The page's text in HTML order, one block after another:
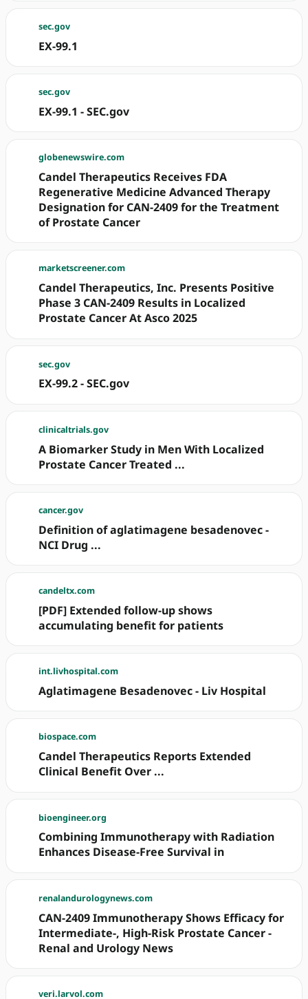
sec.gov
EX-99.1
sec.gov
EX-99.1 - SEC.gov
globenewswire.com
Candel Therapeutics Receives FDA
Regenerative Medicine Advanced Therapy
Designation for CAN-2409 for the Treatment
of Prostate Cancer
marketscreener.com
Candel Therapeutics, Inc. Presents Positive
Phase 3 CAN-2409 Results in Localized
Prostate Cancer At Asco 2025
sec.gov
EX-99.2 - SEC.gov
clinicaltrials.gov
A Biomarker Study in Men With Localized
Prostate Cancer Treated ...
cancer.gov
Definition of aglatimagene besadenovec -
NCI Drug ...
candeltx.com
[PDF] Extended follow-up shows
accumulating benefit for patients
int.livhospital.com
Aglatimagene Besadenovec - Liv Hospital
biospace.com
Candel Therapeutics Reports Extended
Clinical Benefit Over ...
bioengineer.org
Combining Immunotherapy with Radiation
Enhances Disease-Free Survival in
renalandurologynews.com
CAN-2409 Immunotherapy Shows Efficacy for
Intermediate-, High-Risk Prostate Cancer -
Renal and Urology News
veri.larvol.com